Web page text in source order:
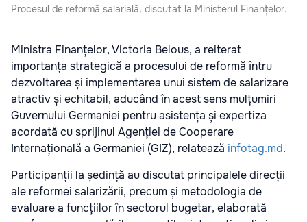
Procesul de reformă salarială, discutat la Ministerul Finanțelor.
Ministra Finanțelor, Victoria Belous, a reiterat
importanța strategică a procesului de reformă întru
dezvoltarea și implementarea unui sistem de salarizare
atractiv și echitabil, aducând în acest sens mulțumiri
Guvernului Germaniei pentru asistența și expertiza
acordată cu sprijinul Agenției de Cooperare
Internațională a Germaniei (GIZ), relatează infotag.md.
Participanții la ședință au discutat principalele direcții
ale reformei salarizării, precum și metodologia de
evaluare a funcțiilor în sectorul bugetar, elaborată